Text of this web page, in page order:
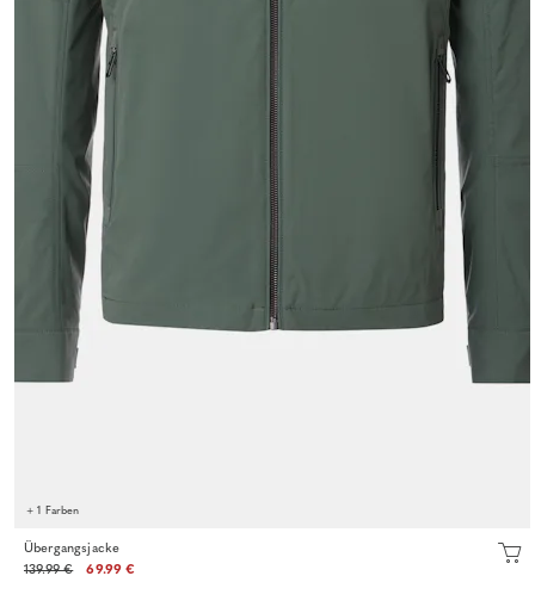
+ 1 Farben
Übergangsjacke
139.99 €
69.99 €